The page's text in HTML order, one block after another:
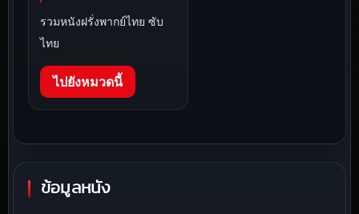
รวมหนังฝรั่งพากย์ไทย ซับ
ไทย
ไปยังหมวดนี้
ข้อมูลหนัง